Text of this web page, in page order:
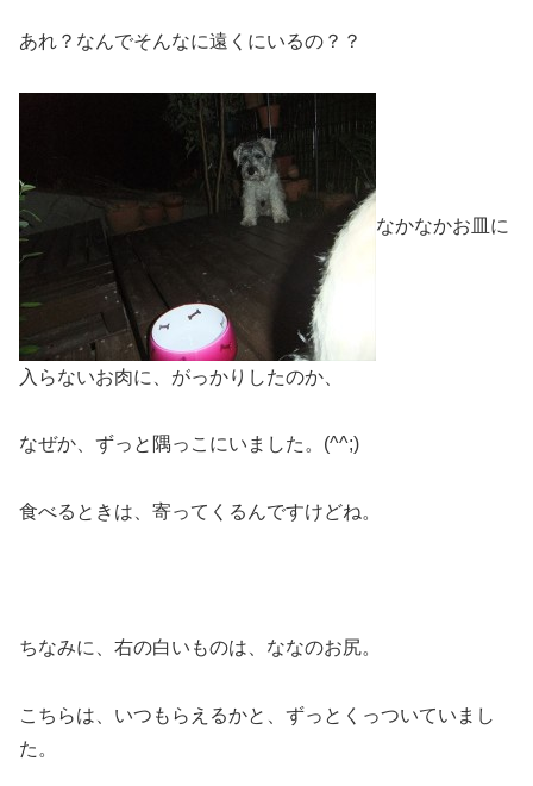
あれ？なんでそんなに遠くにいるの？？
なかなかお皿に
入らないお肉に、がっかりしたのか、
なぜか、ずっと隅っこにいました。(^^;)
食べるときは、寄ってくるんですけどね。
ちなみに、右の白いものは、ななのお尻。
こちらは、いつもらえるかと、ずっとくっついていまし
た。